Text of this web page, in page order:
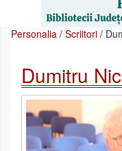
Personalia / Scriitori /
Dumitru